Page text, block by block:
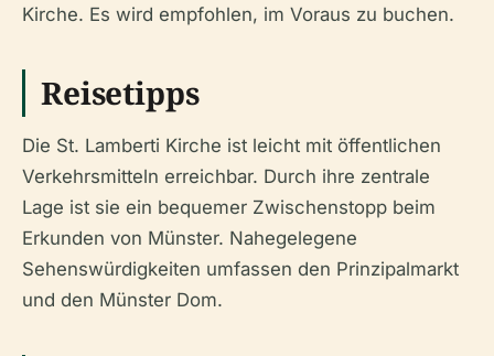
Kirche. Es wird empfohlen, im Voraus zu buchen.
Reisetipps
Die St. Lamberti Kirche ist leicht mit öffentlichen
Verkehrsmitteln erreichbar. Durch ihre zentrale
Lage ist sie ein bequemer Zwischenstopp beim
Erkunden von Münster. Nahegelegene
Sehenswürdigkeiten umfassen den Prinzipalmarkt
und den Münster Dom.